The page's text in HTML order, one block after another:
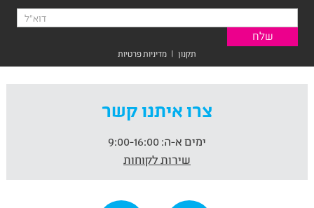
תקנון | מדיניות פרטיות
צרו איתנו קשר
ימים א-ה:
שירות לקוחות